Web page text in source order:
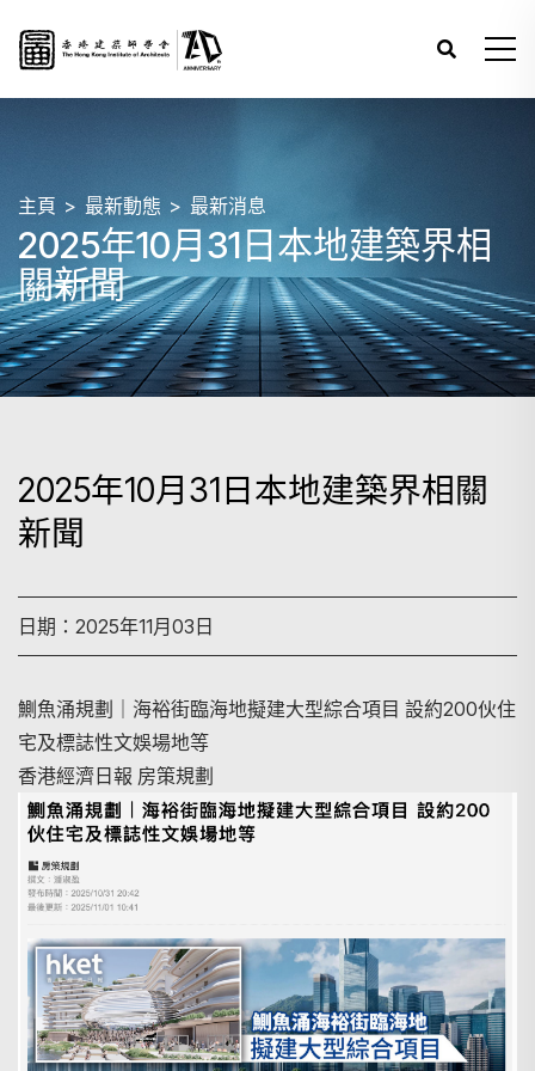
主頁 最新動態 最新消息
2025年10月31日本地建築界相
關新聞
2025年10月31日本地建築界相關
新聞
日期：2025年11月03日
鰂魚涌規劃｜海裕街臨海地擬建大型綜合項目 設約200伙住
宅及標誌性文娛場地等
香港經濟日報 房策規劃